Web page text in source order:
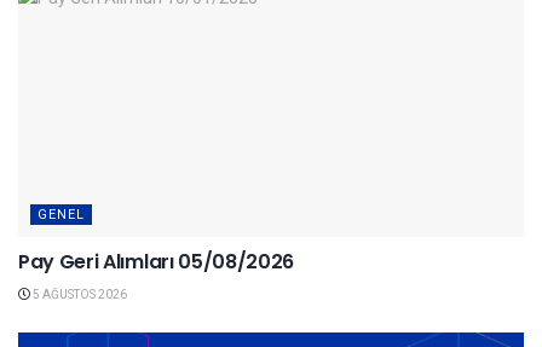
GENEL
Pay Geri Alımları 05/08/2026
5 AĞUSTOS 2026